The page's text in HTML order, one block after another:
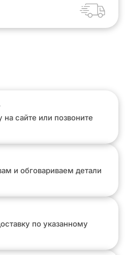
на сайте или позвоните
и обговариваем детали
по указанному